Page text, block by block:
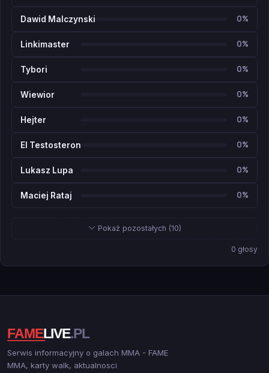
Dawid Malczynski 0%
Linkimaster 0%
Tybori 0%
Wiewior 0%
Hejter 0%
El Testosteron 0%
Lukasz Lupa 0%
Maciej Rataj 0%
Pokaż pozostałych (10)
0 głosy
Serwis informacyjny o galach MMA - FAME
MMA, karty walk, aktualnosci